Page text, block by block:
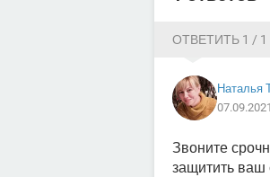
ОТВЕТИТЬ 1 / 1
Наталья
Звоните
защитить ваш